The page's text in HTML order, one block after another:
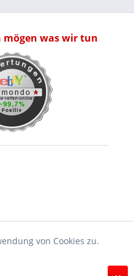
mögen was wir tun
von Cookies zu.